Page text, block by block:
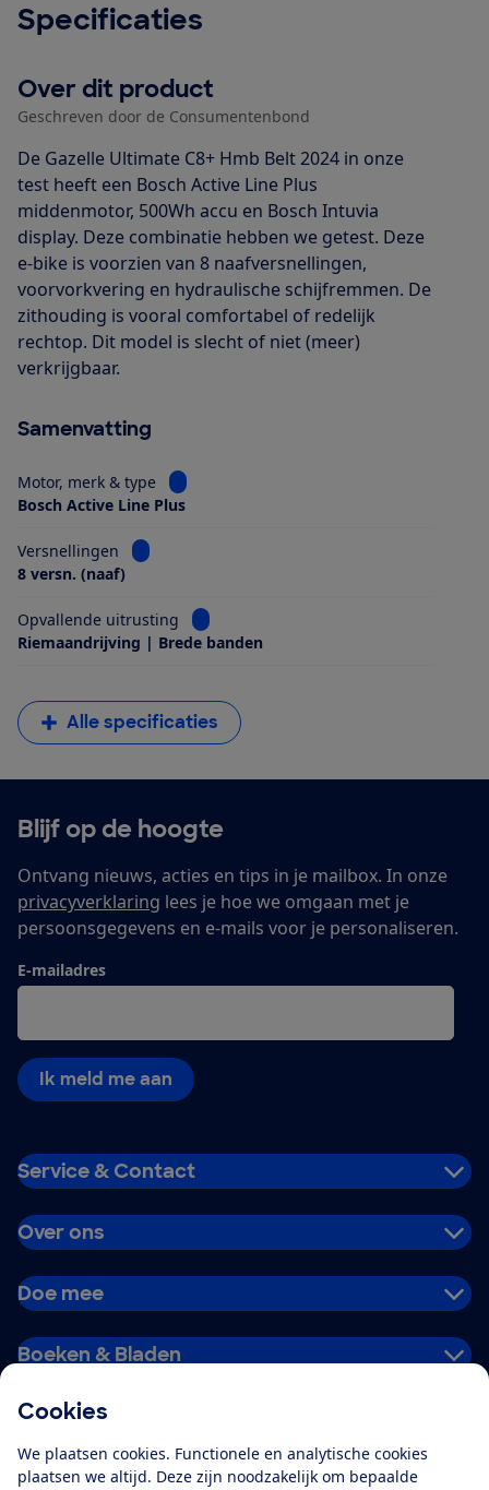
Cookies
We plaatsen cookies. Functionele en analytische cookies
plaatsen we altijd. Deze zijn noodzakelijk om bepaalde
Specificaties
Over dit product
Geschreven door de Consumentenbond
De Gazelle Ultimate C8+ Hmb Belt 2024 in onze
test heeft een Bosch Active Line Plus
middenmotor, 500Wh accu en Bosch Intuvia
display. Deze combinatie hebben we getest. Deze
e-bike is voorzien van 8 naafversnellingen,
voorvorkvering en hydraulische schijfremmen. De
zithouding is vooral comfortabel of redelijk
rechtop. Dit model is slecht of niet (meer)
verkrijgbaar.
Samenvatting
Motor, merk & type
Bekijk informatie voor Motor, merk & type
Bosch Active Line Plus
Versnellingen
Bekijk informatie voor Versnellingen
8 versn. (naaf)
Opvallende uitrusting
Bekijk informatie voor Opvallende
Riemaandrijving | Brede banden
Alle specificaties
Blijf op de hoogte
Ontvang nieuws, acties en tips in je mailbox. In onze
privacyverklaring lees je hoe we omgaan met je
persoonsgegevens en e-mails voor je personaliseren.
E-mailadres
Ik meld me aan
Service & Contact
Over ons
Doe mee
Boeken & Bladen